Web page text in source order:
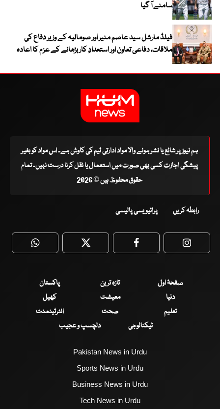
سامنے آ گیا
فیلڈ مارشل سید عاصم منیر اور صومالیہ کے وزیر دفاع کی
ملاقات، دفاعی تعاون اور استعدادِ کار بڑھانے کے عزم کا اعادہ
ہم نیوز پر شائع یا نشر ہونے والا مواد ادارتی ٹیم کی کاوش ہے۔ اس مواد کو بغیر
پیشگی اجازت کسی بھی صورت میں استعمال یا نقل کرنا درست نہیں۔ تمام
حقوق محفوظ ہیں © 2026
رابطہ کریں پرائیویسی پالیسی
WhatsApp Twitter Facebook
صفحۂ اول تازہ ترین
پاکستان
دنیا
معیشت
کھیل
تعلیم
صحت
انٹرٹینمنٹ
ٹیکنالوجی
دلچسپ و عجیب
Pakistan News in Urdu
Sports News in Urdu
Business News in Urdu
Tech News in Urdu